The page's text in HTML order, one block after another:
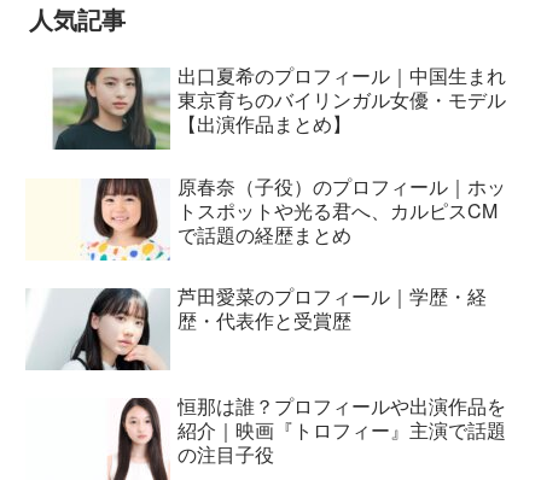
人気記事
出口夏希のプロフィール｜中国生まれ
東京育ちのバイリンガル女優・モデル
【出演作品まとめ】
原春奈（子役）のプロフィール｜ホッ
トスポットや光る君へ、カルピスCM
で話題の経歴まとめ
芦田愛菜のプロフィール｜学歴・経
歴・代表作と受賞歴
恒那は誰？プロフィールや出演作品を
紹介｜映画『トロフィー』主演で話題
の注目子役